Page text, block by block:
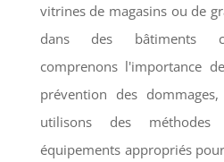
vitrines de magasins ou de
dans des bâtiments
comprenons l'importance
prévention des
utilisons des
équipements appropriés